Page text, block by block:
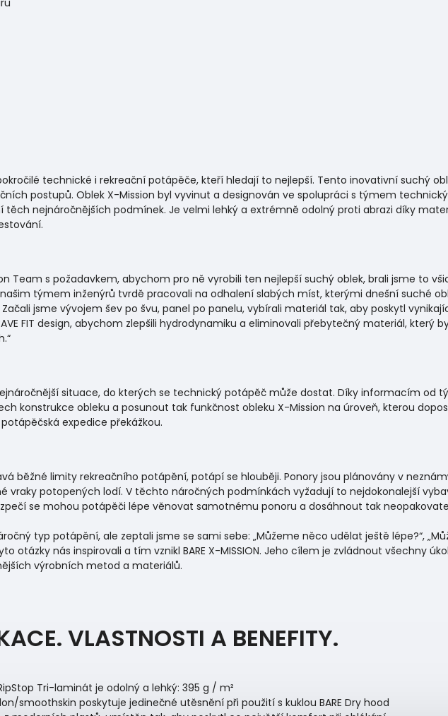
technické i rekreační potápěče, kteří hledají to nejlepší. Tento inovativní suchý
postupů. Oblek X-Mission byl vyvinut a designován ve spolupráci s týmem
těch nejnáročnějších podmínek. Je velmi lehký a extrémně odolný proti abrazi díky
Team s požadavkem, abychom pro ně vyrobili ten nejlepší suchý oblek, brali jsme to
týmem inženýrů tvrdě pracovali na odhalení slabých míst, kterými dnešní suché
jsme vývojem šev po švu, panel po panelu, vybírali materiál tak, aby poskytl
FIT design, abychom zlepšili hydrodynamiku a eliminovali přebytečný materiál, který
situace, do kterých se technický potápěč může dostat. Díky informacím od
konstrukce obleku a posunout tak funkčnost obleku X-Mission na úroveň, kterou
expedice překážkou.
běžné limity rekreačního potápění, potápí se hlouběji. Ponory jsou plánovány v
vraky potopených lodí. V těchto náročných podmínkách vyžadují to nejdokonalejší
se mohou potápěči lépe věnovat samotnému ponoru a dosáhnout tak
typ potápění, ale zeptali jsme se sami sebe: „Můžeme něco udělat ještě lépe?“,
otázky nás inspirovali a tím vznikl BARE X-MISSION. Jeho cílem je zvládnout všechny
výrobních metod a materiálů.
VLASTNOSTI A BENEFITY.
Tri-laminát je odolný a lehký: 395 g / m²
smoothskin poskytuje jedinečné utěsnění při použití s kuklou BARE Dry hood